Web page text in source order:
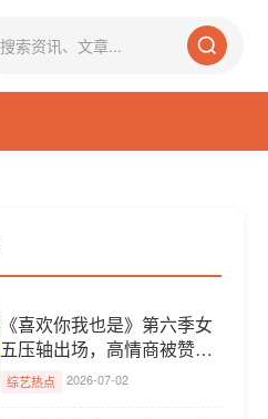
《喜欢你我也是》第六季女
五压轴出场，高情商被赞恋
综...
综艺热点 2026-07-02